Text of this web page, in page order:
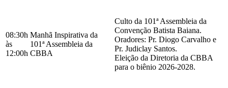
08:30h
às
12:00h
Manhã Inspirativa da
101ª Assembleia da
CBBA
Culto da 101ª Assembleia da
Convenção Batista Baiana.
Oradores: Pr. Diogo Carvalho e
Pr. Judiclay Santos.
Eleição da Diretoria da CBBA
para o biênio 2026-2028.